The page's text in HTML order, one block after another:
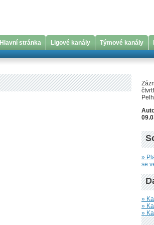
Hlavní stránka Ligové kanály Týmové kanály
»
se
»
»
»